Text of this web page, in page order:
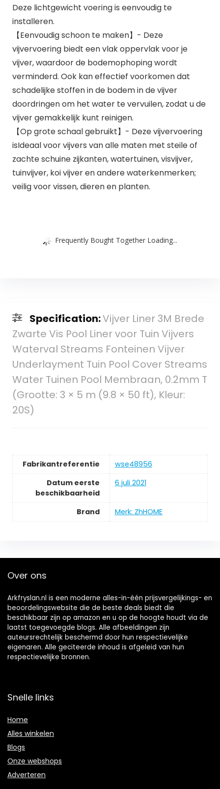
Deze lichtgewicht voering is eenvoudig te
installeren.
【Eenvoudig schoon te maken】- Deze
vijvervoering biedt een vlak oppervlak voor je
vijver, waardoor de bodemophoping wordt
verminderd. Ook kan effectief voorkomen dat
schadelijke stoffen in de bodem in de vijver
doordringen om het water te vervuilen, zodat u de
vijver gemakkelijk kunt reinigen.
【Op grote schaal gebruikt】- Deze vijvervoering
isIdeaal voor vijvers van alle maten met steile of
zachte schuine zijkanten, watertuinen, visvijver,
tuinvijver, koi vijver en andere waterkenmerken;
veilig voor vissen, dieren en planten.
Frequently Bought Together Loading...
Specification:Vijver Liner 3M Brede
Zwarte Vis Pool Liner voor Tuin Vijvers
Waterval Streams Fonteinen Vijver
Underlayment Tuin Pool Cover Streams
Water Tuinen Pool Membraan, 0.2mm T
(Grootte: 3 × 5 m (9.8 × 50 ft), Kleur:
20S)
Fabrikantreferentie
wse48956
Datum eerste
beschikbaarheid
6 juli 2021
Brand Merk: ZhHOME
Over ons
Arkfryslan.nl is een moderne alles-in-één prijsvergelijkings- en
beoordelingswebsite die de beste deals biedt die
beschikbaar zijn op amazon en u op de hoogte houdt via de
laatst toegevoegde blogs. Alle afbeeldingen zijn
auteursrechtelijk beschermd door hun respectievelijke
eigenaren. Alle geciteerde inhoud is afgeleid van hun
respectievelijke bronnen.
Snelle links
Home
Alles winkelen
Blogs
Onze webshops
Adverteren